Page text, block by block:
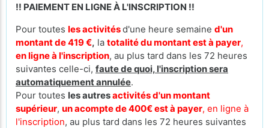
!! PAIEMENT EN LIGNE À L'INSCRIPTION !!
Pour toutes les activitésd'une heure semaine d'un
montant de 419 €, la totalité du montant est à payer,
en ligne à l'inscription, au plus tard dans les 72 heures
suivantes celle-ci, faute de quoi, l'inscription sera
automatiquement annulée.
Pour toutes les autresactivités d'un montant
supérieur, un acompte de 400€ est à payer, en ligne à
l'inscription, au plus tard dans les 72 heures suivantes